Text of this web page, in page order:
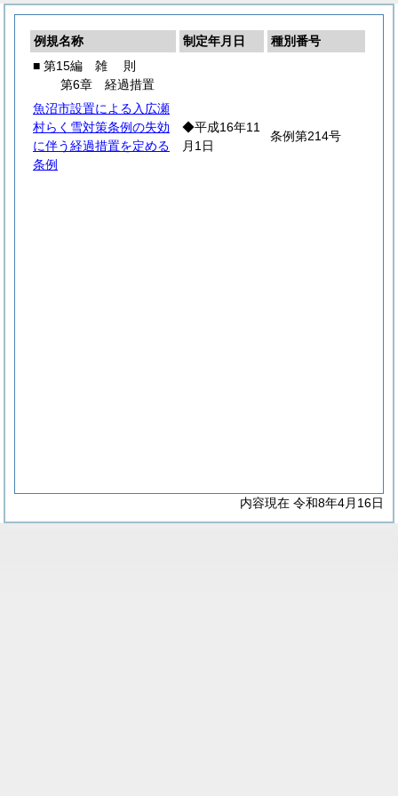
例規名称 制定年月日
種別番号
■ 第15編 雑 則
第6章 経過措置
魚沼市設置による入広瀬
村らく雪対策条例の失効
に伴う経過措置を定める
条例
◆平成16年11
月1日
条例第214号
内容現在 令和8年4月16日